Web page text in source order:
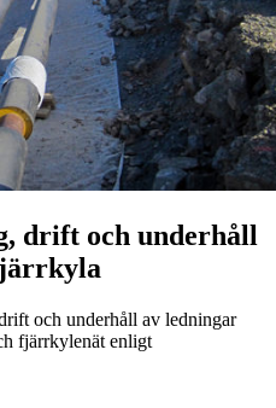
drift och underhåll
och underhåll av ledningar
fjärrkylenät enligt